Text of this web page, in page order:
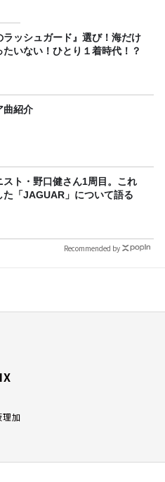
ラッシュガード』選び！海だけ
たいない！ひとり１着時代！？
曲紹介
スト・野口健さん1周目。これ
た「JAGUAR」について語る
Recommended by
理加